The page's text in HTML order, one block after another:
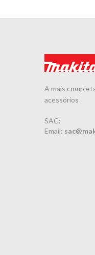
A mais
acessórios
SAC:
Email: